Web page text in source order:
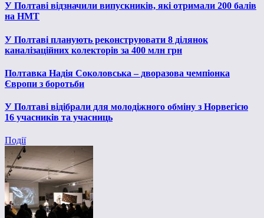
У Полтаві відзначили випускників, які отримали 200 балів
на НМТ
У Полтаві планують реконструювати 8 ділянок
каналізаційних колекторів за 400 млн грн
Полтавка Надія Соколовська – дворазова чемпіонка
Європи з боротьби
У Полтаві відібрали для молодіжного обміну з Норвегією
16 учасників та учасниць
Події